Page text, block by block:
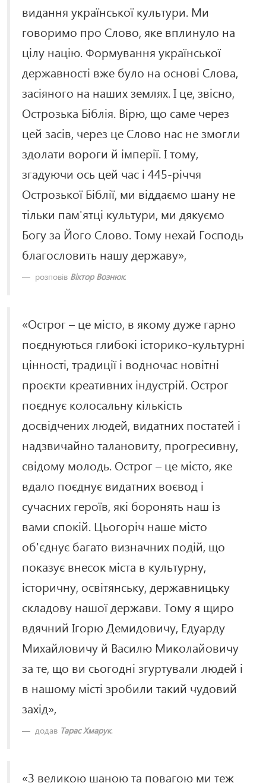
видання української культури. Ми
говоримо про Слово, яке вплинуло на
цілу націю. Формування української
державності вже було на основі Слова,
засіяного на наших землях. І це, звісно,
Острозька Біблія. Вірю, що саме через
цей засів, через це Слово нас не змогли
здолати вороги й імперії. І тому,
згадуючи ось цей час і 445-річчя
Острозької Біблії, ми віддаємо шану не
тільки пам'ятці культури, ми дякуємо
Богу за Його Слово. Тому нехай Господь
благословить нашу державу»,
розповів Віктор Вознюк.
«Острог – це місто, в якому дуже гарно
поєднуються глибокі історико-культурні
цінності, традиції і водночас новітні
проєкти креативних індустрій. Острог
поєднує колосальну кількість
досвідчених людей, видатних постатей і
надзвичайно талановиту, прогресивну,
свідому молодь. Острог – це місто, яке
вдало поєднує видатних воєвод і
сучасних героїв, які боронять наш із
вами спокій. Цьогоріч наше місто
об'єднує багато визначних подій, що
показує внесок міста в культурну,
історичну, освітянську, державницьку
складову нашої держави. Тому я щиро
вдячний Ігорю Демидовичу, Едуарду
Михайловичу й Василю Миколайовичу
за те, що ви сьогодні згуртували людей і
в нашому місті зробили такий чудовий
захід»,
додав Тарас Хмарук.
«З великою шаною та повагою ми теж